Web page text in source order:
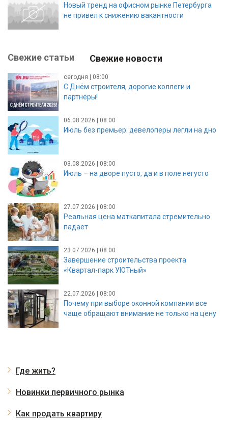
Новый тренд на офисном рынке Петербурга
не привел к снижению вакантности
Свежие статьи Свежие новости
сегодня | 08:00
С Днём строителя, дорогие коллеги и
партнёры!
06.08.2026 | 08:00
Июль без премьер: девелоперы легли на дно
03.08.2026 | 08:00
Июль – на дворе пусто, да и в поле негусто
27.07.2026 | 08:00
Реальная цена маткапитала стремительно
падает
23.07.2026 | 08:00
Завершение строительства проекта
«Квартал-парк УЮТный»
22.07.2026 | 08:00
Почему при выборе оконной компании все
чаще обращают внимание не только на цену
Где жить?
Новинки первичного рынка
Как продать квартиру